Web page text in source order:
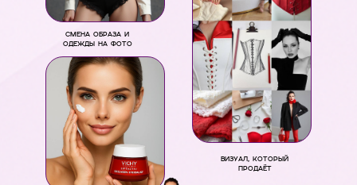
Визуал, который
продаёт
Смена образа и
одежды на фото